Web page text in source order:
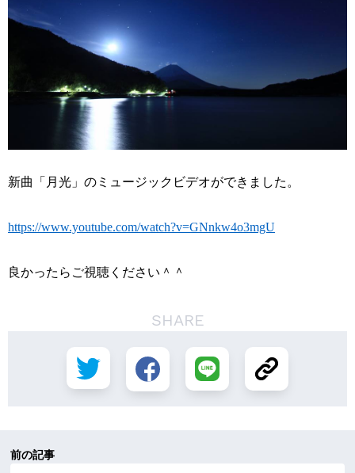
新曲「月光」のミュージックビデオができました。
https://www.youtube.com/watch?v=GNnkw4o3mgU
良かったらご視聴ください＾＾
SHARE
前の記事